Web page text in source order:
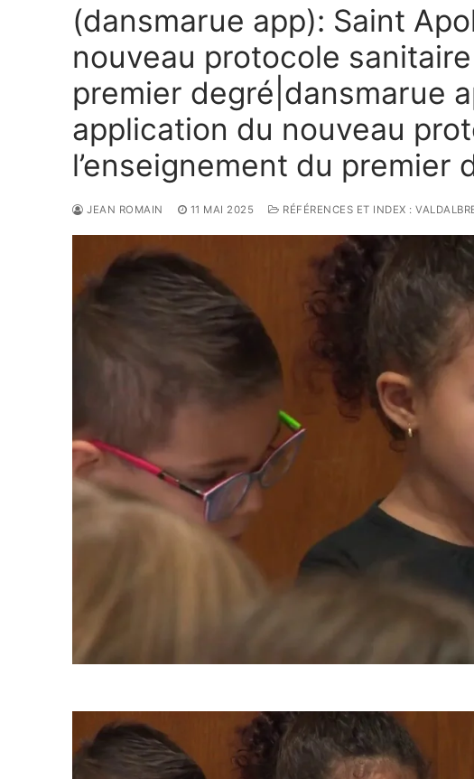
(dansmarue app): Saint
nouveau protocole
premier degré|dansmarue
application du nouveau
l’enseignement du premier
JEAN ROMAIN 11 MAI 2025 RÉFÉRENCES ET INDEX :